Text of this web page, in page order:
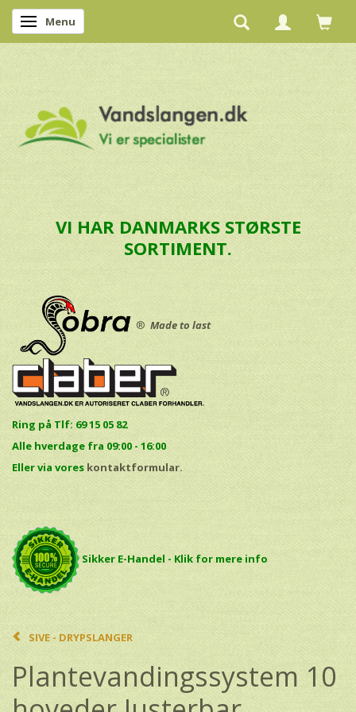
Skifte navigation
Menu
VI HAR DANMARKS STØRSTE
SORTIMENT.
® Made to last
Ring på Tlf: 69 15 05 82
Alle hverdage fra 09:00 - 16:00
Eller via vores kontaktformular.
Sikker E-Handel - Klik for mere info
SIVE - DRYPSLANGER
Plantevandingssystem 10